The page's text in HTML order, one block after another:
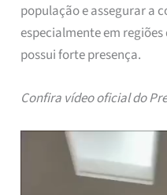
população e assegurar a
especialmente em
possui forte presença.
Confira vídeo oficial do